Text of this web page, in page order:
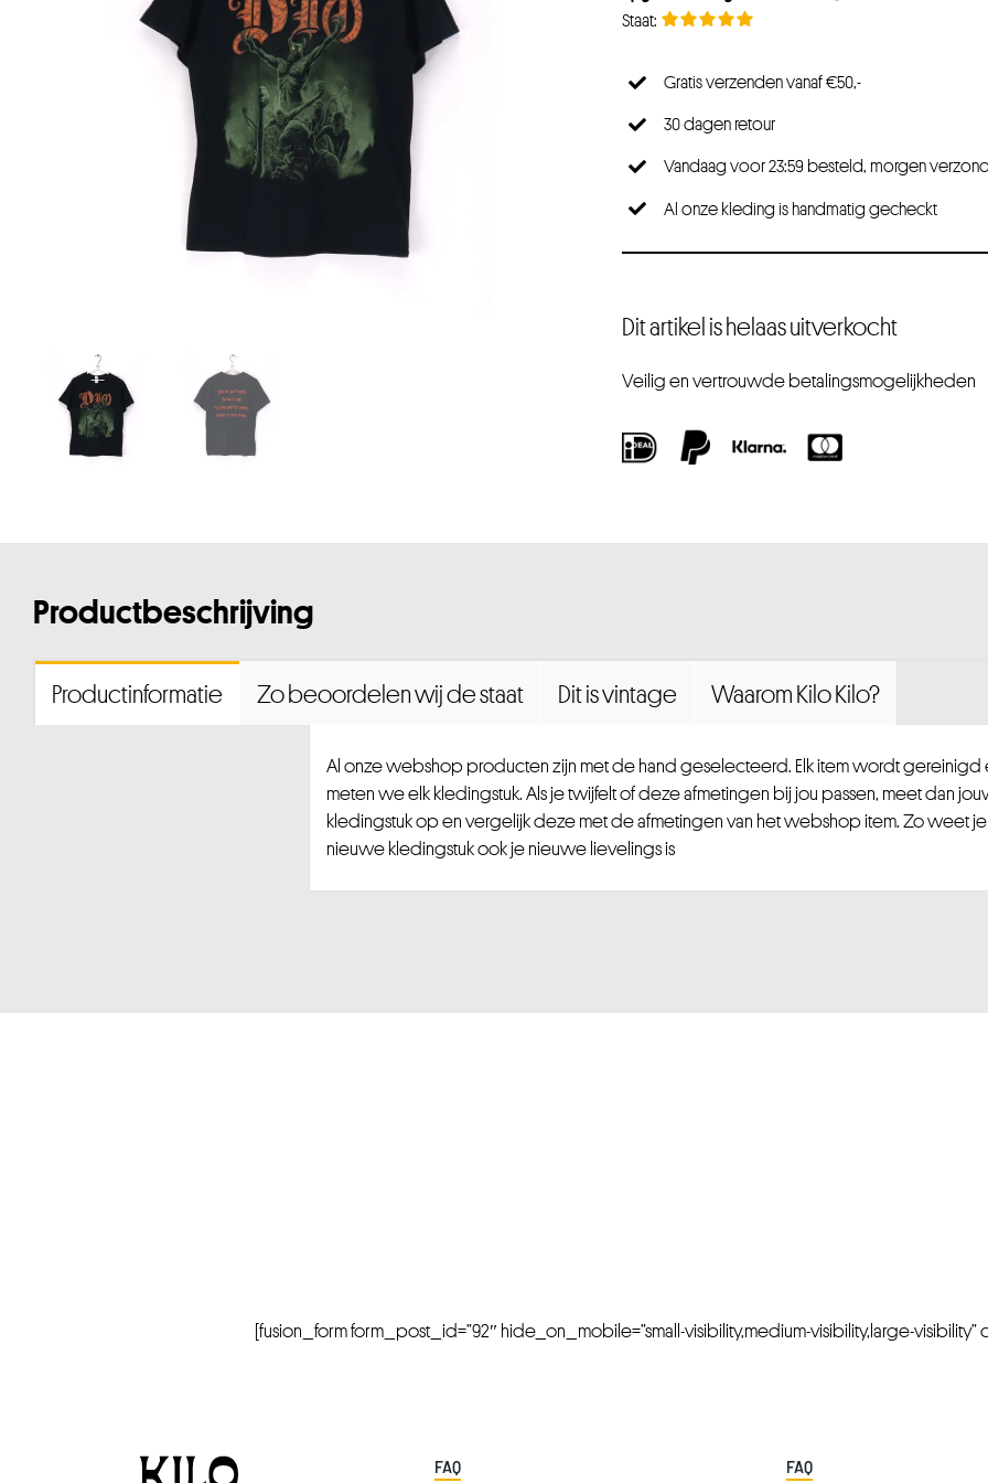
Gratis verzenden vanaf €50,-
30 dagen retour
Vandaag voor 23:59 besteld, morgen
Al onze kleding is handmatig gecheckt
Dit artikel is helaas uitverkocht
Veilig en vertrouwde betalingsmogelijkheden
Productbeschrijving
Productinformatie Zo beoordelen wij de staat Dit is vintage Waarom Kilo Kilo?
Al onze webshop producten zijn met de hand geselecteerd. Elk item wordt gereinigd
meten we elk kledingstuk. Als je twijfelt of deze afmetingen bij jou passen, meet dan
kledingstuk op en vergelijk deze met de afmetingen van het webshop item. Zo weet
nieuwe kledingstuk ook je nieuwe lievelings is
[fusion_form form_post_id=”92″ hide_on_mobile=”small-visibility,medium-visibility,large-visibility”
FAQ FAQ